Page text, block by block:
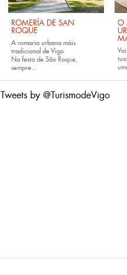
ROMERÍA DE SAN
ROQUE
A romaria urbana máis
tradicional de Vigo
Na festa de São Roque,
sempre...
O
Tweets by @TurismodeVigo